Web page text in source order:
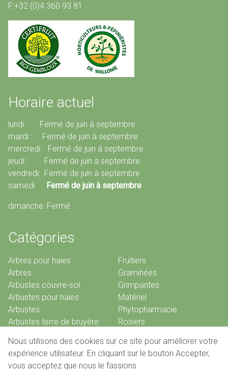
F:+32 (0)4 360 93 81
Horaire actuel
lundi: Fermé de juin à septembre
mardi : Fermé de juin à septembre
mercredi: Fermé de juin à septembre
jeudi: Fermé de juin à septembre
vendredi: Fermé de juin à septembre
samedi:
Fermé de juin à septembre
dimanche: Fermé
Catégories
Arbres pour haies
Arbres
Arbustes couvre-sol
Arbustes pour haies
Arbustes
Arbustes terre de bruyère
Conifères
Fruitiers
Graminées
Grimpantes
Matériel
Phytopharmacie
Rosiers
Nous utilisons des cookies sur ce site pour améliorer votre
expérience utilisateur. En cliquant sur le bouton Accepter,
vous acceptez que nous le fassions.